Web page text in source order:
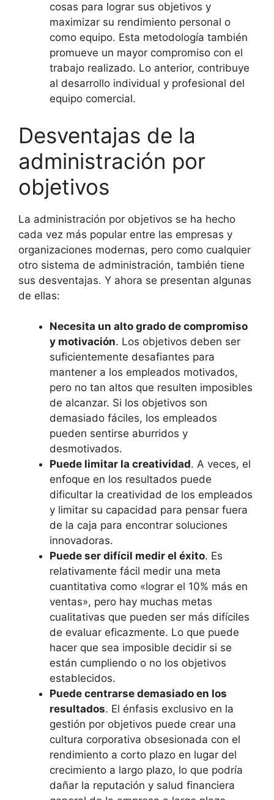
cosas para lograr sus objetivos y
maximizar su rendimiento personal o
como equipo. Esta metodología también
promueve un mayor compromiso con el
trabajo realizado. Lo anterior, contribuye
al desarrollo individual y profesional del
equipo comercial.
Desventajas de la
administración por
objetivos
La administración por objetivos se ha hecho
cada vez más popular entre las empresas y
organizaciones modernas, pero como cualquier
otro sistema de administración, también tiene
sus desventajas. Y ahora se presentan algunas
de ellas:
Necesita un alto grado de compromiso
y motivación. Los objetivos deben ser
suficientemente desafiantes para
mantener a los empleados motivados,
pero no tan altos que resulten imposibles
de alcanzar. Si los objetivos son
demasiado fáciles, los empleados
pueden sentirse aburridos y
desmotivados.
Puede limitar la creatividad. A veces, el
enfoque en los resultados puede
dificultar la creatividad de los empleados
y limitar su capacidad para pensar fuera
de la caja para encontrar soluciones
innovadoras.
Puede ser difícil medir el éxito. Es
relativamente fácil medir una meta
cuantitativa como «lograr el 10% más en
ventas», pero hay muchas metas
cualitativas que pueden ser más difíciles
de evaluar eficazmente. Lo que puede
hacer que sea imposible decidir si se
están cumpliendo o no los objetivos
establecidos.
Puede centrarse demasiado en los
resultados. El énfasis exclusivo en la
gestión por objetivos puede crear una
cultura corporativa obsesionada con el
rendimiento a corto plazo en lugar del
crecimiento a largo plazo, lo que podría
dañar la reputación y salud financiera